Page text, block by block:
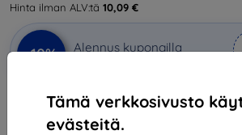
Tämä verkkosivusto
evästeitä.
Hinta ilman ALV:tä 10,09 €
-10%
Alennus kupongilla
Ulkoinen varasto > 5 kpl